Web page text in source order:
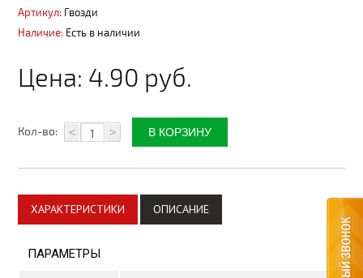
Пены, герметики
Металлопродукция
Плитка керамическая
Автоматика для ворот
Артикул: Гвозди
Наличие: Есть в наличии
Цена: 4.90 руб.
Кол-во: < >
ХАРАКТЕРИСТИКИ ОПИСАНИЕ
ПАРАМЕТРЫ